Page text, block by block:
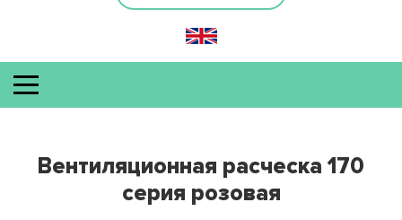
Вентиляционная расческа 170
серия розовая